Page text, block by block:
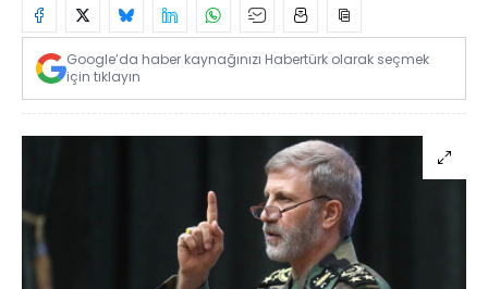
Google’da haber kaynağınızı Habertürk olarak seçmek
için tıklayın